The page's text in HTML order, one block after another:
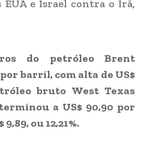
EUA e Israel contra o Irã,
do petróleo Brent
barril, com alta de US$
bruto West Texas
a US$ 90,90 por
ou 12,21%.